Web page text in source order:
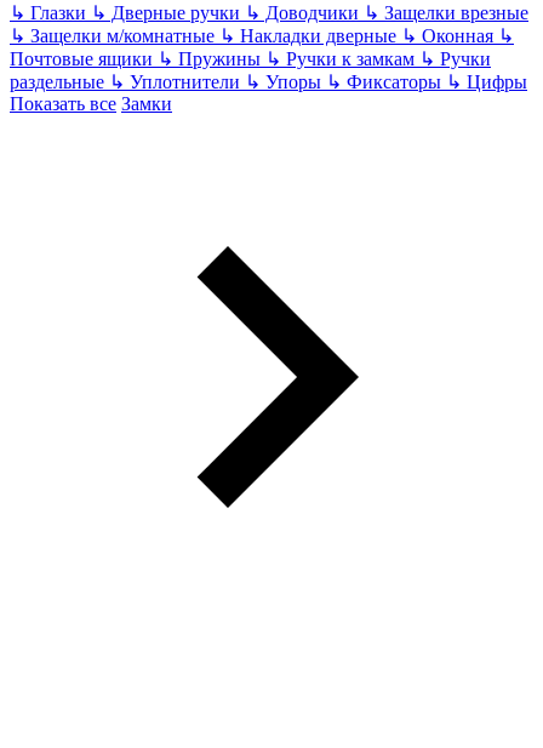
↳ Глазки ↳ Дверные ручки ↳ Доводчики ↳ Защелки врезные
↳ Защелки м/комнатные ↳ Накладки дверные ↳ Оконная ↳
Почтовые ящики ↳ Пружины ↳ Ручки к замкам ↳ Ручки
раздельные ↳ Уплотнители ↳ Упоры ↳ Фиксаторы ↳ Цифры
Показать все Замки